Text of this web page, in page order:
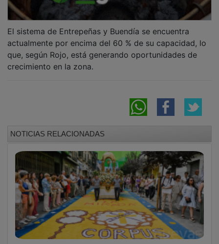
actualmente por encima del 60 % de su capacidad, lo
que, según Rojo, está generando oportunidades de
crecimiento en la zona.